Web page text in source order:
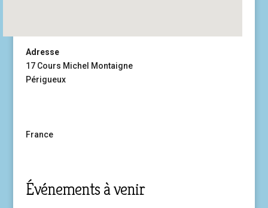
Adresse
17 Cours Michel Montaigne
Périgueux
France
Événements à venir